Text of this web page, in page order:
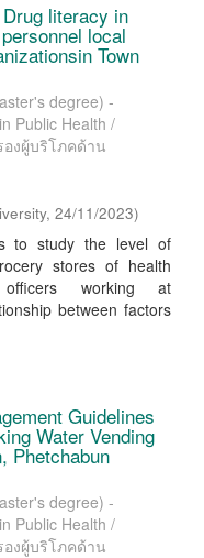
literacy in
local
Town
degree) -
Public Health /
งผู้บริโภคด้าน
, 24/11/2023)
to study the level of
stores of health
officers working at
between factors
Guidelines
Water Vending
Phetchabun
degree) -
Public Health /
งผู้บริโภคด้าน